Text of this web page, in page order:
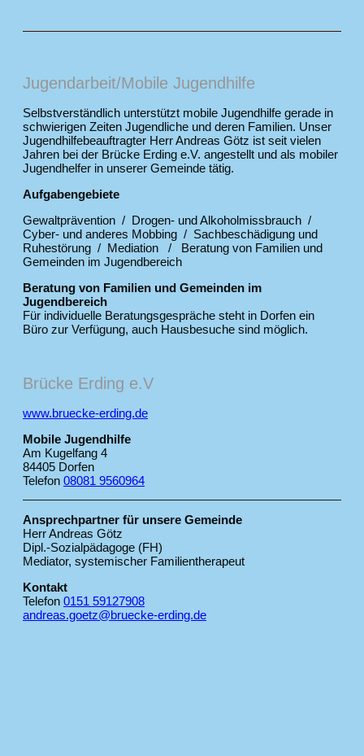
Jugendarbeit/Mobile Jugendhilfe
Selbstverständlich unterstützt mobile Jugendhilfe gerade in
schwierigen Zeiten Jugendliche und deren Familien. Unser
Jugendhilfebeauftragter Herr Andreas Götz ist seit vielen
Jahren bei der Brücke Erding e.V. angestellt und als mobiler
Jugendhelfer in unserer Gemeinde tätig.
Aufgabengebiete
Gewaltprävention / Drogen- und Alkoholmissbrauch /
Cyber- und anderes Mobbing / Sachbeschädigung und
Ruhestörung / Mediation / Beratung von Familien und
Gemeinden im Jugendbereich
Beratung von Familien und Gemeinden im
Jugendbereich
Für individuelle Beratungsgespräche steht in Dorfen ein
Büro zur Verfügung, auch Hausbesuche sind möglich.
Brücke Erding e.V
www.bruecke-erding.de
Mobile Jugendhilfe
Am Kugelfang 4
84405 Dorfen
Telefon 08081 9560964
Ansprechpartner für unsere Gemeinde
Herr Andreas Götz
Dipl.-Sozialpädagoge (FH)
Mediator, systemischer Familientherapeut
Kontakt
Telefon 0151 59127908
andreas.goetz@bruecke-erding.de